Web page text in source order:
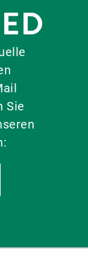
Sie